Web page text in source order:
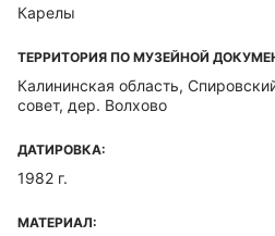
Карелы
ТЕРРИТОРИЯ ПО МУЗЕЙНОЙ
Калининская область,
совет, дер. Волхово
ДАТИРОВКА:
1982 г.
МАТЕРИАЛ: